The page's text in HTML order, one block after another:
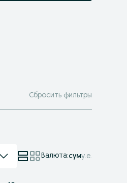
Сбросить фильтры
Валюта:суму.е.